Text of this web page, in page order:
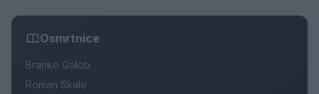
Osmrtnice
Branko Golob
Roman Skale